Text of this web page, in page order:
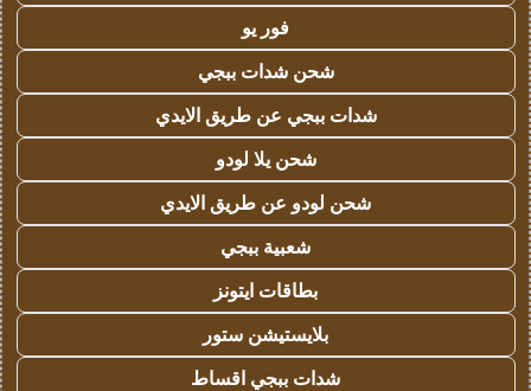
فور يو
شحن شدات ببجي
شدات ببجي عن طريق الايدي
شحن يلا لودو
شحن لودو عن طريق الايدي
شعبية ببجي
بطاقات ايتونز
بلايستيشن ستور
شدات ببجي اقساط